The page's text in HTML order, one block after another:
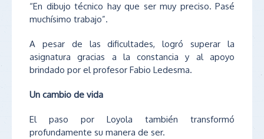
“En dibujo técnico hay que ser muy preciso. Pasé
muchísimo trabajo”.
A pesar de las dificultades, logró superar la
asignatura gracias a la constancia y al apoyo
brindado por el profesor Fabio Ledesma.
Un cambio de vida
El paso por Loyola también transformó
profundamente su manera de ser.